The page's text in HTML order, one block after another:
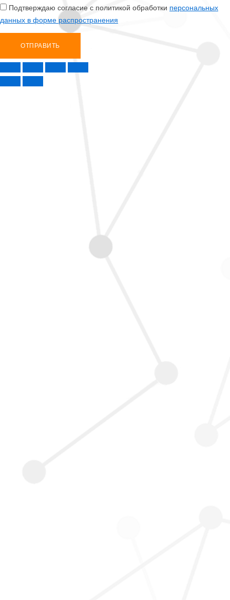
Подтверждаю согласие с политикой обработки персональных
данных в форме распространения
ОТПРАВИТЬ